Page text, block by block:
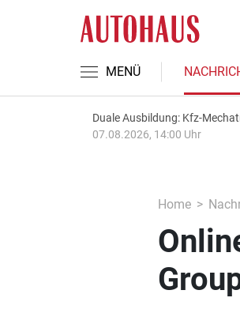
MENÜ
Duale Ausbildung: Kfz-
07.08.2026, 14:00 Uhr
Home